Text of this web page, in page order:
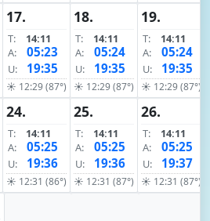
17.
T:
14:11
A:
05:23
U: 19:35
☀ 12:29 (87°)
18.
T:
14:11
A:
05:24
U: 19:35
☀ 12:29 (87°)
19.
T:
14:11
A:
05:24
U: 19:35
☀ 12:29 (87°)
24.
T:
14:11
A:
05:25
U: 19:36
☀ 12:31 (86°)
25.
T:
14:11
A:
05:25
U: 19:36
☀ 12:31 (87°)
26.
T:
14:11
A:
05:25
U: 19:37
☀ 12:31 (87°)